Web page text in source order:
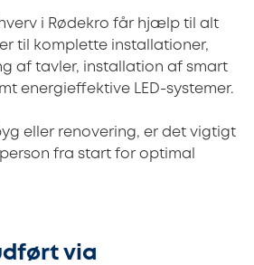
i Rødekro får hjælp til alt
til komplette installationer,
af tavler, installation af smart
energieffektive LED-systemer.
eller renovering, er det vigtigt
fra start for optimal
via